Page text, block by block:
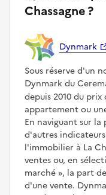
Chassagne ?
Dynmark
Sous réserve d'un
Dynmark du
depuis 2010 du
appartement ou
En naviguant sur la
d'autres
l'immobilier à La
ventes ou, en
marché , la part
d'une vente.